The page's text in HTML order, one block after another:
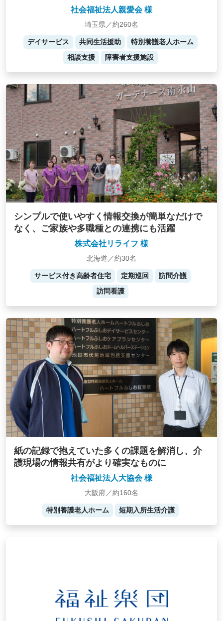
社会福祉法人親愛会 様
埼玉県／約260名
デイサービス 共同生活援助
特別養護老人ホーム
相談支援
障害者支援施設
シンプルで使いやすく情報交換が簡単なだけで
なく、ご家族や多職種との連携にも活躍
株式会社リライフ 様
北海道／約30名
サービス付き高齢者住宅 定期巡回
訪問介護
訪問看護
紙の記録で抱えていた多くの課題を解消し、介
護現場の情報共有がより確実なものに
社会福祉法人大協会 様
大阪府／約160名
特別養護老人ホーム 短期入所生活介護